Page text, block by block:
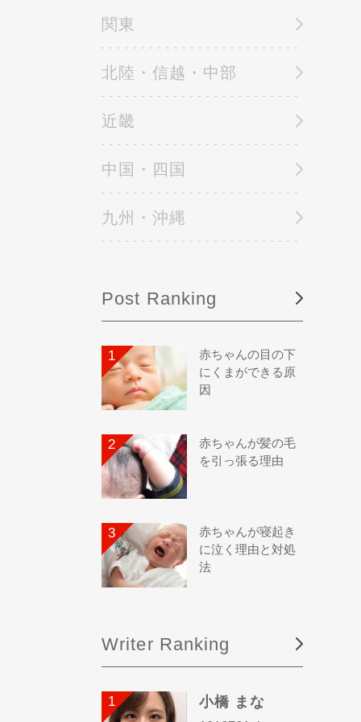
関東
北陸・信越・中部
近畿
中国・四国
九州・沖縄
Post Ranking
赤ちゃんの目の下
にくまができる原
因
赤ちゃんが髪の毛
を引っ張る理由
赤ちゃんが寝起き
に泣く理由と対処
法
Writer Ranking
小橋 まな